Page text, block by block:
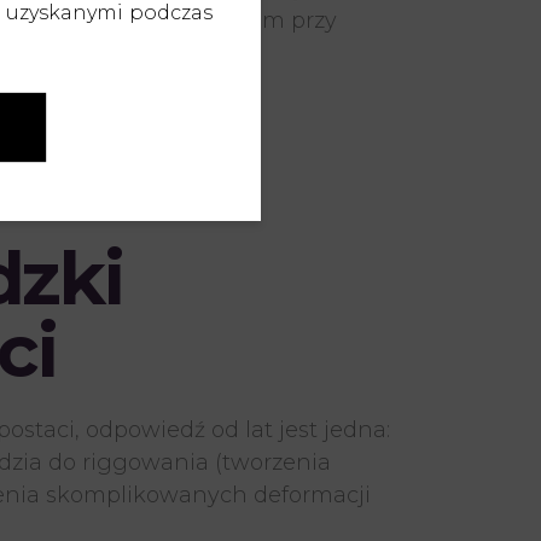
kluczowym narzędziem przy
odpowiedź od lat jest jedna:
do riggowania (tworzenia
skomplikowanych deformacji
podczas